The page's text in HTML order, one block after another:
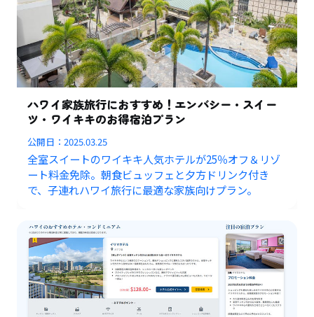
ハワイ家族旅行におすすめ！エンバシー・スイー
ツ・ワイキキのお得宿泊プラン
公開日：2025.03.25
全室スイートのワイキキ人気ホテルが25％オフ＆リゾ
ート料金免除。朝食ビュッフェと夕方ドリンク付き
で、子連れハワイ旅行に最適な家族向けプラン。